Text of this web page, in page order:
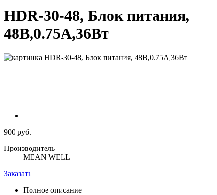
HDR-30-48, Блок питания,
48В,0.75А,36Вт
900 руб.
Производитель
MEAN WELL
Заказать
Полное описание